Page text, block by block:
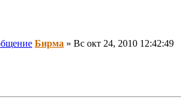
Бирма » Вс окт 24, 2010 12:42:49